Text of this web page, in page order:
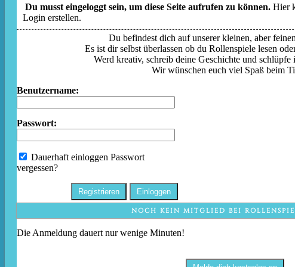
Du musst eingeloggt sein, um diese Seite aufrufen zu können. Hier
Login erstellen.
Du befindest dich auf unserer kleinen, aber
Es ist dir selbst überlassen ob du Rollenspiele lesen
Werd kreativ, schreib deine Geschichte und
Wir wünschen euch viel Spaß beim
Benutzername:
Passwort:
Dauerhaft einloggen Passwort
vergessen?
NOCH KEIN MITGLIED BEI
Die Anmeldung dauert nur wenige Minuten!